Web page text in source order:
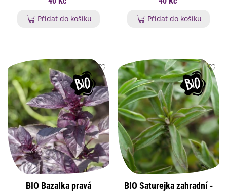
Přidat do košíku
Přidat do košíku
BIO Bazalka pravá
BIO Saturejka zahradní -